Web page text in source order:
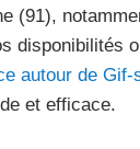
(91),
disponibilités
autour de Gif-
et efficace.